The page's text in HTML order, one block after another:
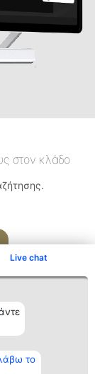
Live chat
το
στον κλάδο